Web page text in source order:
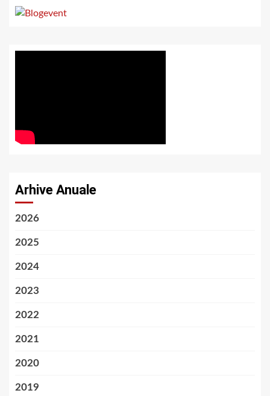
Arhive Anuale
2026
2025
2024
2023
2022
2021
2020
2019